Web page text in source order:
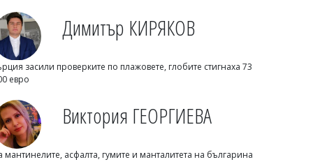
07/08/2026, Петък 17:00 5
Димитър КИРЯКОВ
засили проверките по плажовете, глобите стигнаха 73
евро
Виктория ГЕОРГИЕВА
мантинелите, асфалта, гумите и манталитета на българина